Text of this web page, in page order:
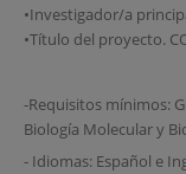
•Investigador/a
•Título del proyecto.
-Requisitos mínimos:
Biología Molecular y
- Idiomas: Español e